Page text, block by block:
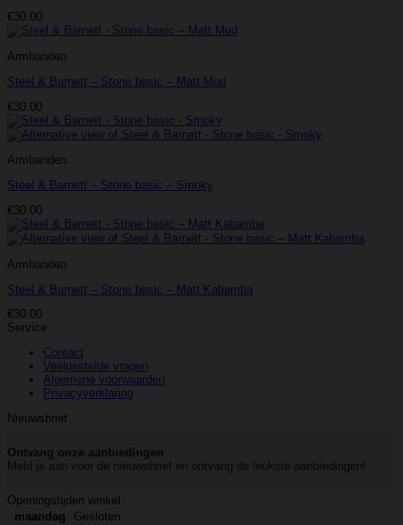
€30.00
Armbanden
Steel & Barnett – Stone basic – Matt Mud
€30.00
Armbanden
Steel & Barnett – Stone basic – Smoky
€30.00
Armbanden
Steel & Barnett – Stone basic – Matt Kabamba
€30.00
Service
Contact
Veelgestelde vragen
Algemene voorwaarden
Privacyverklaring
Nieuwsbrief
Ontvang onze aanbiedingen
Meld je aan voor de nieuwsbrief en ontvang de leukste aanbiedingen!
Openingstijden winkel
maandag
Gesloten